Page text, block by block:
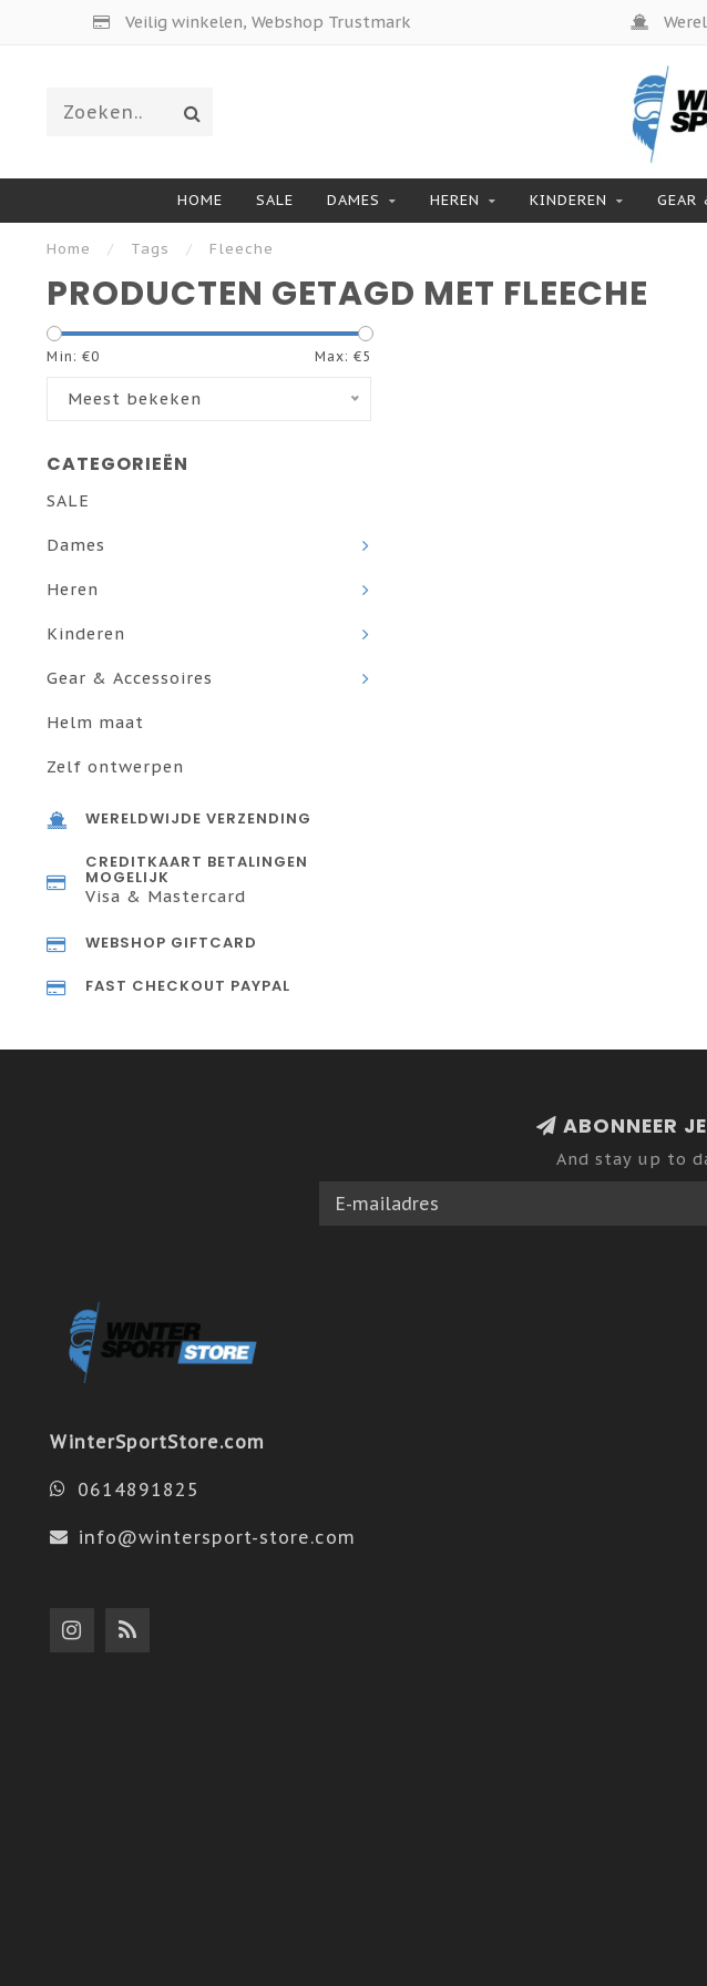
Veilig winkelen, Webshop Trustmark
HOME SALE DAMES HEREN KINDEREN GEAR
Home / Tags / Fleeche
PRODUCTEN GETAGD MET FLEECHE
Min: €0 Max: €5
Meest bekeken
CATEGORIEËN
SALE
Dames
Heren
Kinderen
Gear & Accessoires
Helm maat
Zelf ontwerpen
WERELDWIJDE VERZENDING
CREDITKAART BETALINGEN
MOGELIJK
Visa & Mastercard
WEBSHOP GIFTCARD
FAST CHECKOUT PAYPAL
ABONNEER
And stay up to
WinterSportStore.com
0614891825
info@wintersport-store.com